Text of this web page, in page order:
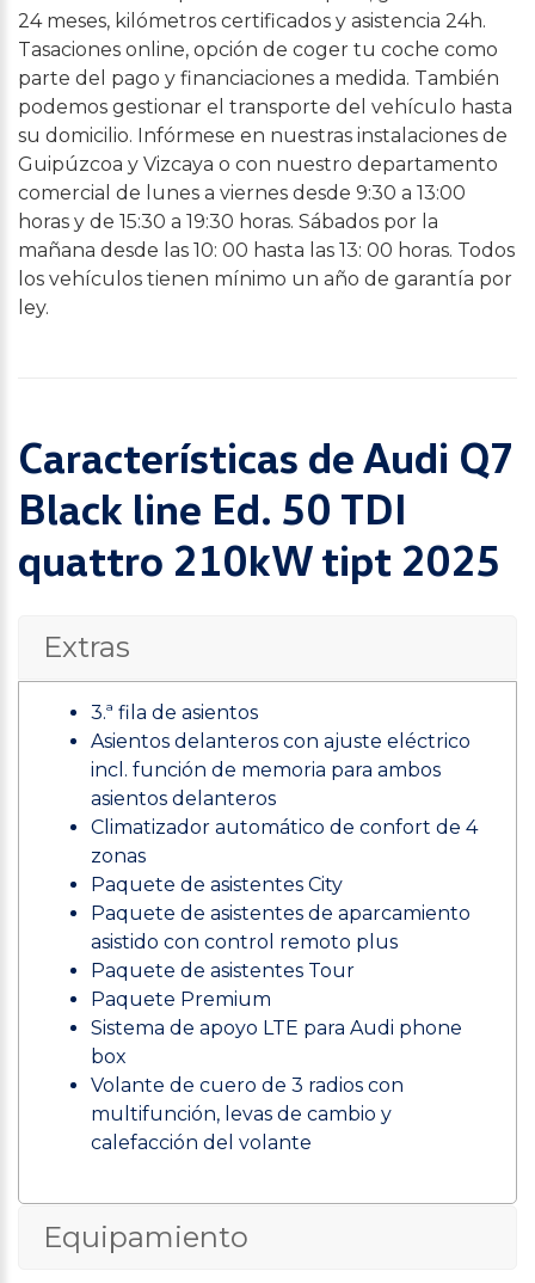
24 meses, kilómetros certificados y asistencia 24h.
Tasaciones online, opción de coger tu coche como
parte del pago y financiaciones a medida. También
podemos gestionar el transporte del vehículo hasta
su domicilio. Infórmese en nuestras instalaciones de
Guipúzcoa y Vizcaya o con nuestro departamento
comercial de lunes a viernes desde 9:30 a 13:00
horas y de 15:30 a 19:30 horas. Sábados por la
mañana desde las 10: 00 hasta las 13: 00 horas. Todos
los vehículos tienen mínimo un año de garantía por
ley.
Características de Audi Q7
Black line Ed. 50 TDI
quattro 210kW tipt 2025
Extras
3.ª fila de asientos
Asientos delanteros con ajuste eléctrico
incl. función de memoria para ambos
asientos delanteros
Climatizador automático de confort de 4
zonas
Paquete de asistentes City
Paquete de asistentes de aparcamiento
asistido con control remoto plus
Paquete de asistentes Tour
Paquete Premium
Sistema de apoyo LTE para Audi phone
box
Volante de cuero de 3 radios con
multifunción, levas de cambio y
calefacción del volante
Equipamiento